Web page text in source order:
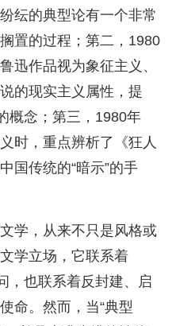
纭的典型论有一个非常
置的过程；第二，1980
迅作品视为象征主义、
的现实主义属性，提
概念；第三，1980年
时，重点辨析了《狂人
国传统的“暗示”的手
学，从来不只是风格或
学立场，它联系着
，也联系着反封建、启
命。然而，当“典型